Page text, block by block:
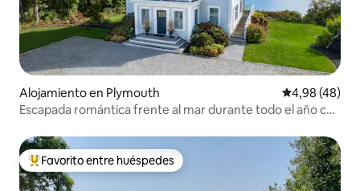
Alojamiento en Plymouth Calificación
4,98 (48)
Escapada romántica frente al mar durante todo el año con
Favorito entre los huéspedes más destacados
Favorito entre huéspedes